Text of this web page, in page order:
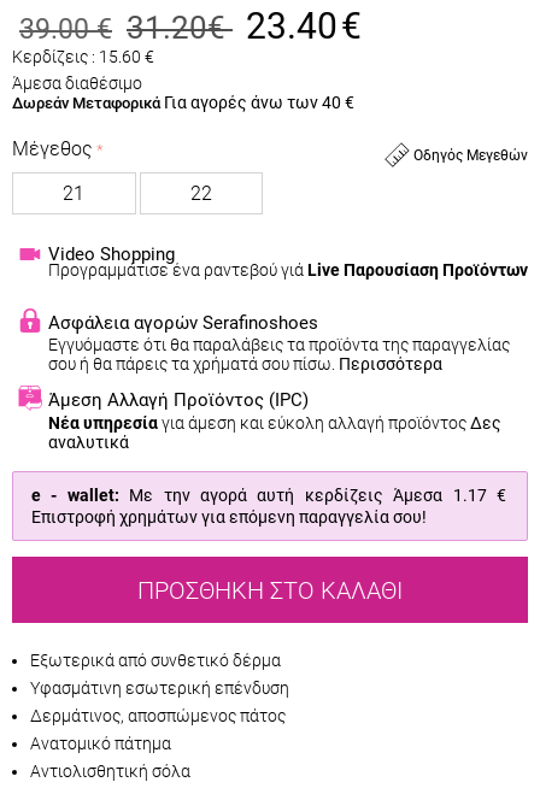
39.00 € 31.20€ 23.40€
Κερδίζεις : 15.60 €
Άμεσα διαθέσιμο
Δωρεάν Μεταφορικά Για αγορές άνω των 40 €
Οδηγός Μεγεθών
Μέγεθος
21
22
Video Shopping
Προγραμμάτισε ένα ραντεβού γιά Live Παρουσίαση Προϊόντων
Ασφάλεια αγορών Serafinoshoes
Εγγυόμαστε ότι θα παραλάβεις τα προϊόντα της παραγγελίας
σου ή θα πάρεις τα χρήματά σου πίσω. Περισσότερα
Άμεση Αλλαγή Προϊόντος (IPC)
Νέα υπηρεσίαγια άμεση και εύκολη αλλαγή προϊόντοςΔες
αναλυτικά
e - wallet: Με την αγορά αυτή κερδίζεις Άμεσα 1.17 €
Επιστροφή χρημάτων για επόμενη παραγγελία σου!
ΠΡΟΣΘΉΚΗ ΣΤΟ ΚΑΛΆΘΙ
Εξωτερικά από συνθετικό δέρμα
Υφασμάτινη εσωτερική επένδυση
Δερμάτινος, αποσπώμενος πάτος
Ανατομικό πάτημα
Αντιολισθητική σόλα